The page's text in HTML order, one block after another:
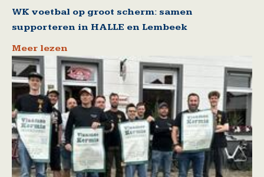
WK voetbal op groot scherm: samen
supporteren in HALLE en Lembeek
Meer lezen